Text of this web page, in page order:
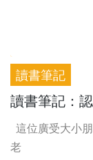
讀書筆記
讀書筆記：
這位廣受大小
老